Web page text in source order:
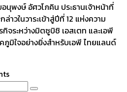
นุพงษ์ อัศวโภคิน ประธานเจ้าหน้าที่
าวในวาระเข้าสู่ปีที่ 12 แห่งความ
จระหว่างมิตซูบิชิ เอสเตท และเอพี
ภูมิใจอย่างยิ่งสำหรับเอพี ไทยแลนด์